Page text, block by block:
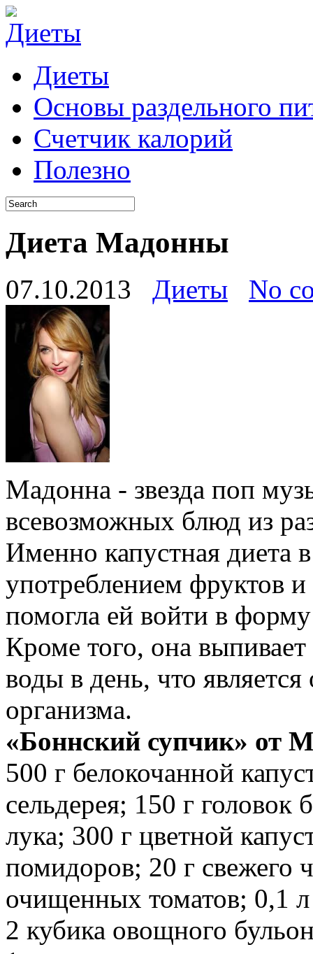
Диеты
Основы раздельного
Счетчик калорий
Полезно
Диета Мадонны
07.10.2013 Диеты No
Мадонна - звезда поп
всевозможных блюд из
Именно капустная диета
употреблением фруктов
помогла ей войти в
Кроме того, она
воды в день, что
организма.
«Боннский супчик» от
500 г белокочанной
сельдерея; 150 г головок
лука; 300 г цветной
помидоров; 20 г свежего
очищенных томатов; 0,1
2 кубика овощного